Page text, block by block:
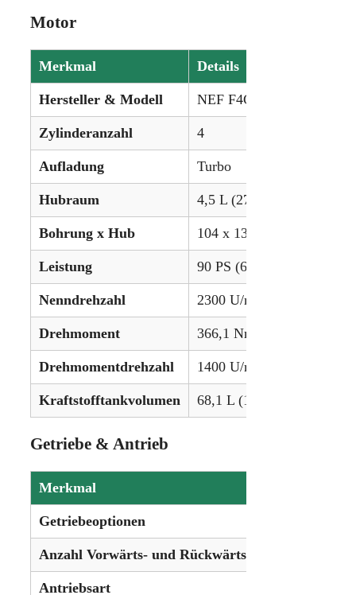
Motor
Merkmal Details
Hersteller & Modell NEF F4CE0454C
Zylinderanzahl 4
Aufladung Turbo
Hubraum 4,5 L (273,7 in³)
Bohrung x Hub 104 x 132 mm (4.094 x
Leistung 90 PS (67,1 kW)
Nenndrehzahl 2300 U/min
Drehmoment 366,1 Nm (270,0 lb-ft)
Drehmomentdrehzahl 1400 U/min
Kraftstofftankvolumen 68,1 L (18.0 gal)
Getriebe & Antrieb
Merkmal
Getriebeoptionen
Anzahl Vorwärts- und Rückwärtsgänge
Antriebsart